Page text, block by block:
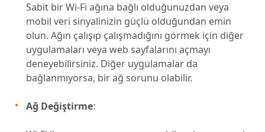
Sabit bir Wi-Fi ağına bağlı olduğunuzdan veya
mobil veri sinyalinizin güçlü olduğundan emin
olun. Ağın çalışıp çalışmadığını görmek için diğer
uygulamaları veya web sayfalarını açmayı
deneyebilirsiniz. Diğer uygulamalar da
bağlanmıyorsa, bir ağ sorunu olabilir.
Ağ Değiştirme: